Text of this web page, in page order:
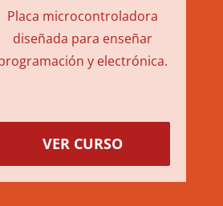
Placa microcontroladora
diseñada para enseñar
y electrónica.
VER CURSO